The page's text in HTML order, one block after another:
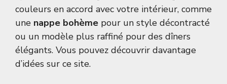
couleurs en accord avec votre intérieur, comme
une nappe bohème pour un style décontracté
ou un modèle plus raffiné pour des dîners
élégants. Vous pouvez découvrir davantage
d’idées sur ce site.